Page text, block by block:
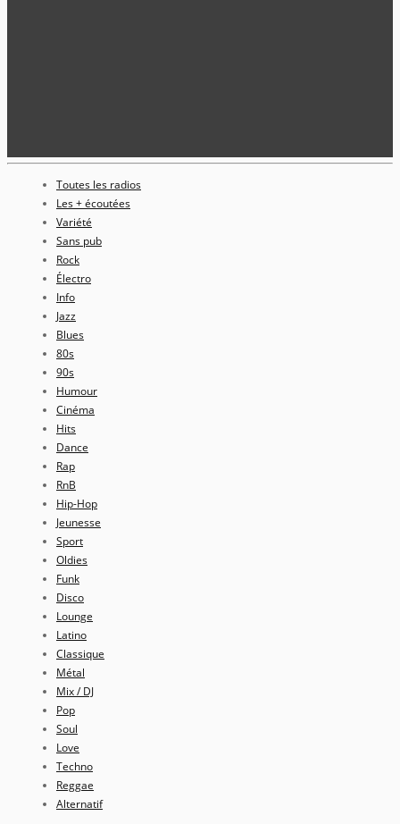
Toutes les radios
Les + écoutées
Variété
Sans pub
Rock
Électro
Info
Jazz
Blues
80s
90s
Humour
Cinéma
Hits
Dance
Rap
RnB
Hip-Hop
Jeunesse
Sport
Oldies
Funk
Disco
Lounge
Latino
Classique
Métal
Mix / DJ
Pop
Soul
Love
Techno
Reggae
Alternatif